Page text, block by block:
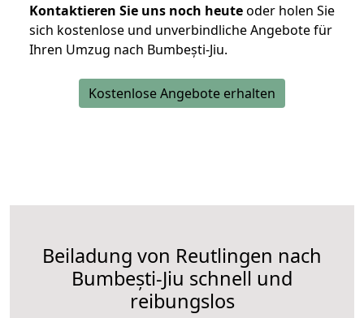
Kontaktieren Sie uns noch heuteoder holen Sie
sich kostenlose und unverbindliche Angebote für
Ihren Umzug nach Bumbești-Jiu.
Kostenlose Angebote erhalten
Beiladung von Reutlingen nach
Bumbești-Jiu schnell und
reibungslos